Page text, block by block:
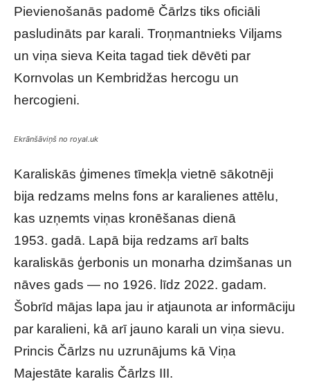
Pievienošanās padomē Čārlzs tiks oficiāli
pasludināts par karali. Troņmantnieks Viljams
un viņa sieva Keita tagad tiek dēvēti par
Kornvolas un Kembridžas hercogu un
hercogieni.
Ekrānšāviņš no royal.uk
Karaliskās ģimenes tīmekļa vietnē sākotnēji
bija redzams melns fons ar karalienes attēlu,
kas uzņemts viņas kronēšanas dienā
1953. gadā. Lapā bija redzams arī balts
karaliskās ģerbonis un monarha dzimšanas un
nāves gads — no 1926. līdz 2022. gadam.
Šobrīd mājas lapa jau ir atjaunota ar informāciju
par karalieni, kā arī jauno karali un viņa sievu.
Princis Čārlzs nu uzrunājums kā Viņa
Majestāte karalis Čārlzs III.